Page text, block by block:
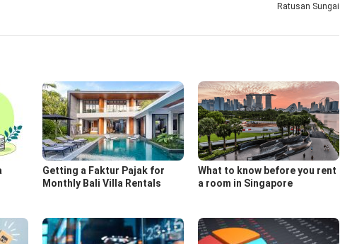
Ratusan Sungai
Getting a Faktur Pajak for
Monthly Bali Villa Rentals
What to know before you rent
a room in Singapore